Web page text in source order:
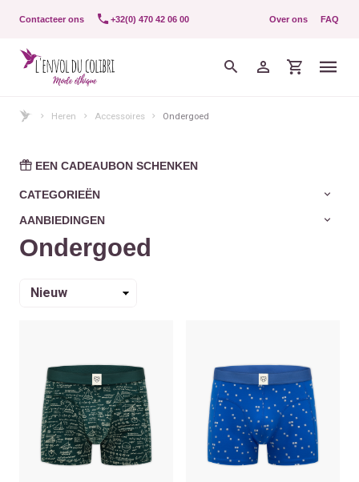
Contacteer ons +32(0) 470 42 06 00 Over ons FAQ
Heren Accessoires Ondergoed
EEN CADEAUBON SCHENKEN
CATEGORIEËN
AANBIEDINGEN
Ondergoed
Sorteren
op